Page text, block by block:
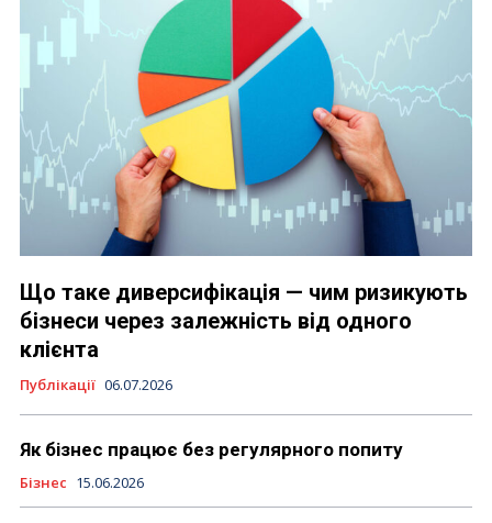
Що таке диверсифікація — чим ризикують
бізнеси через залежність від одного
клієнта
Публікації 06.07.2026
Як бізнес працює без регулярного попиту
Бізнес 15.06.2026